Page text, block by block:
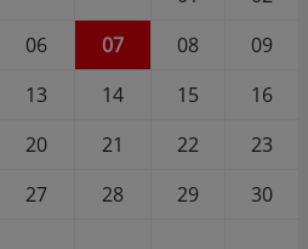
06 07 08
09
13 14 15
16
20 21 22
23
27 28 29
30